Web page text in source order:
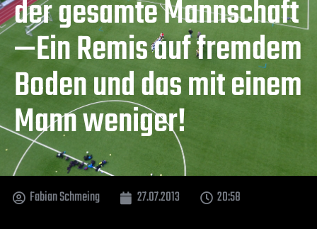
der gesamte Mannschaft
—Ein Remis auf fremdem
Boden und das mit einem
Mann weniger!
Fabian Schmeing 27.07.2013 20:58